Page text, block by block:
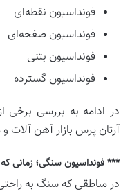
فونداسیون نقطه‌ای
فونداسیون صفحه‌ای
فونداسیون بتنی
فونداسیون گسترده
در ادامه به بررسی برخی
آرتان پرس بازار آهن
*** فونداسیون سنگی؛ زمانی
در مناطقی که سنگ به